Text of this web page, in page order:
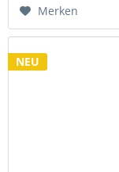
Merken
NEU